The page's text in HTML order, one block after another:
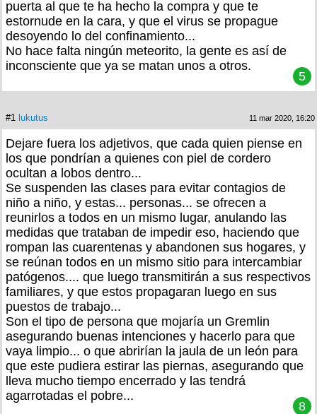
puerta al que te ha hecho la compra y que te
estornude en la cara, y que el virus se propague
desoyendo lo del confinamiento...
No hace falta ningún meteorito, la gente es así de
inconsciente que ya se matan unos a otros.
5
#1 lukutus 11 mar 2020, 16:20
Dejare fuera los adjetivos, que cada quien piense en
los que pondrían a quienes con piel de cordero
ocultan a lobos dentro...
Se suspenden las clases para evitar contagios de
niño a niño, y estas... personas... se ofrecen a
reunirlos a todos en un mismo lugar, anulando las
medidas que trataban de impedir eso, haciendo que
rompan las cuarentenas y abandonen sus hogares, y
se reúnan todos en un mismo sitio para intercambiar
patógenos.... que luego transmitirán a sus respectivos
familiares, y que estos propagaran luego en sus
puestos de trabajo...
Son el tipo de persona que mojaría un Gremlin
asegurando buenas intenciones y hacerlo para que
vaya limpio... o que abrirían la jaula de un león para
que este pudiera estirar las piernas, asegurando que
lleva mucho tiempo encerrado y las tendrá
agarrotadas el pobre...
8